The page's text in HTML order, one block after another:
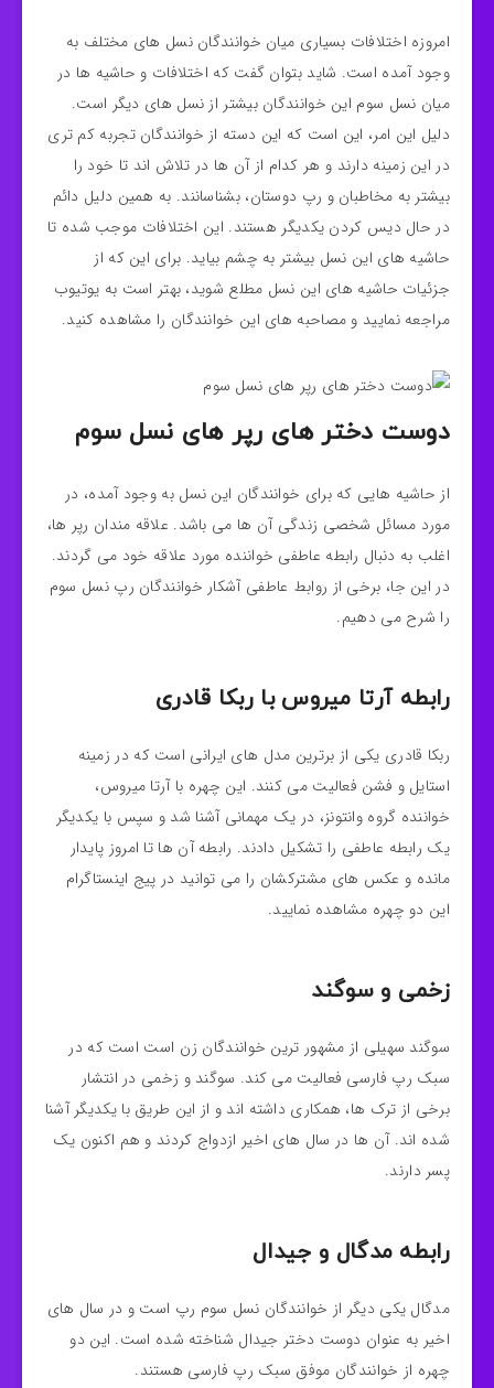
امروزه اختلافات بسیاری میان خوانندگان نسل های مختلف به
وجود آمده است. شاید بتوان گفت که اختلافات و حاشیه ها در
میان نسل سوم این خوانندگان بیشتر از نسل های دیگر است.
دلیل این امر، این است که این دسته از خوانندگان تجربه کم تری
در این زمینه دارند و هر کدام از آن ها در تلاش اند تا خود را
بیشتر به مخاطبان و رپ دوستان، بشناسانند. به همین دلیل دائم
در حال دیس کردن یکدیگر هستند‌. این اختلافات موجب شده تا
حاشیه های این نسل بیشتر به چشم بیاید. برای این که از
جزئیات حاشیه های این نسل مطلع شوید، بهتر است به یوتیوب
مراجعه نمایید و مصاحبه های این خوانندگان را مشاهده کنید.
دوست دختر های رپر های نسل سوم
از حاشیه هایی که برای خوانندگان این نسل به وجود آمده، در
مورد مسائل شخصی زندگی آن ها می باشد. علاقه مندان رپر ها،
اغلب به دنبال رابطه عاطفی خواننده مورد علاقه خود می گردند.
در این جا، برخی از روابط عاطفی آشکار خوانندگان رپ نسل سوم
را شرح می دهیم.
رابطه آرتا میروس با ربکا قادری
ربکا قادری یکی از برترین مدل های ایرانی است که در زمینه
استایل و فشن فعالیت می کنند. این چهره با آرتا میروس،
خواننده گروه وانتونز، در یک مهمانی آشنا شد و سپس با یکدیگر
یک رابطه عاطفی را تشکیل دادند. رابطه آن ها تا امروز پایدار
مانده و عکس های مشترکشان را می توانید در پیج اینستاگرام
این دو چهره مشاهده نمایید.
زخمی و سوگند
سوگند سهیلی از مشهور ترین خوانندگان زن است است که در
سبک رپ فارسی فعالیت می کند. سوگند و زخمی در انتشار
برخی از ترک ها، همکاری داشته اند و از این طریق با یکدیگر آشنا
شده اند. آن ها در سال های اخیر ازدواج کردند و هم اکنون یک
پسر دارند.
رابطه مدگال و جیدال
مدگال یکی دیگر از خوانندگان نسل سوم رپ است و در سال های
اخیر به عنوان دوست دختر جیدال شناخته شده است. این دو
چهره از خوانندگان موفق سبک رپ فارسی هستند.